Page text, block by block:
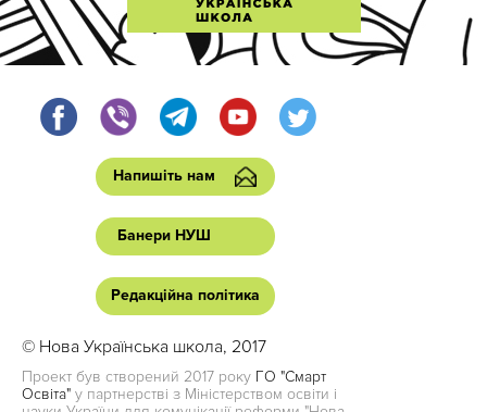
Напишіть нам
Банери НУШ
Редакційна політика
© Нова Українська школа, 2017
Проект був створений 2017 року ГО "Смарт
Освіта" у партнерстві з Міністерством освіти і